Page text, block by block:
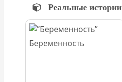
Реальные истории
Беременность